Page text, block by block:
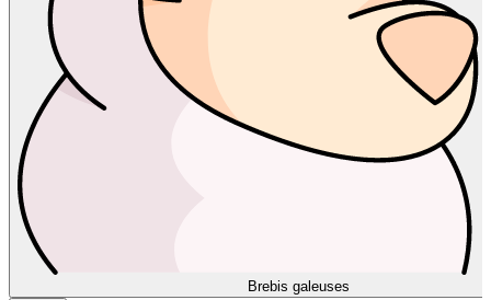
Brebis galeuses